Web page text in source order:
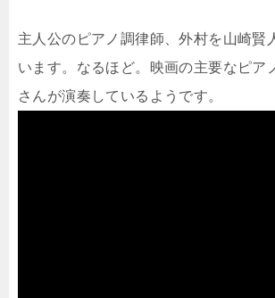
主人公のピアノ調律師、外村を山崎賢
います。なるほど。映画の主要なピア
さんが演奏しているようです。